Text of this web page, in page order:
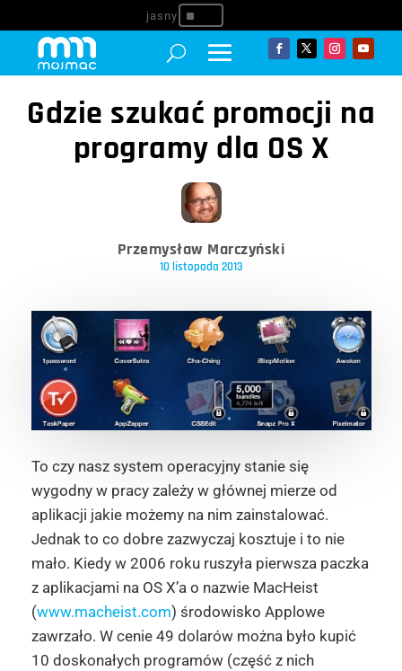
^
Gdzie szukać promocji na
programy dla OS X
Przemysław Marczyński
10 listopada 2013
To czy nasz system operacyjny stanie się
wygodny w pracy zależy w głównej mierze od
aplikacji jakie możemy na nim zainstalować.
Jednak to co dobre zazwyczaj kosztuje i to nie
mało. Kiedy w 2006 roku ruszyła pierwsza paczka
z aplikacjami na OS X’a o nazwie MacHeist
(www.macheist.com) środowisko Applowe
zawrzało. W cenie 49 dolarów można było kupić
10 doskonałych programów (część z nich